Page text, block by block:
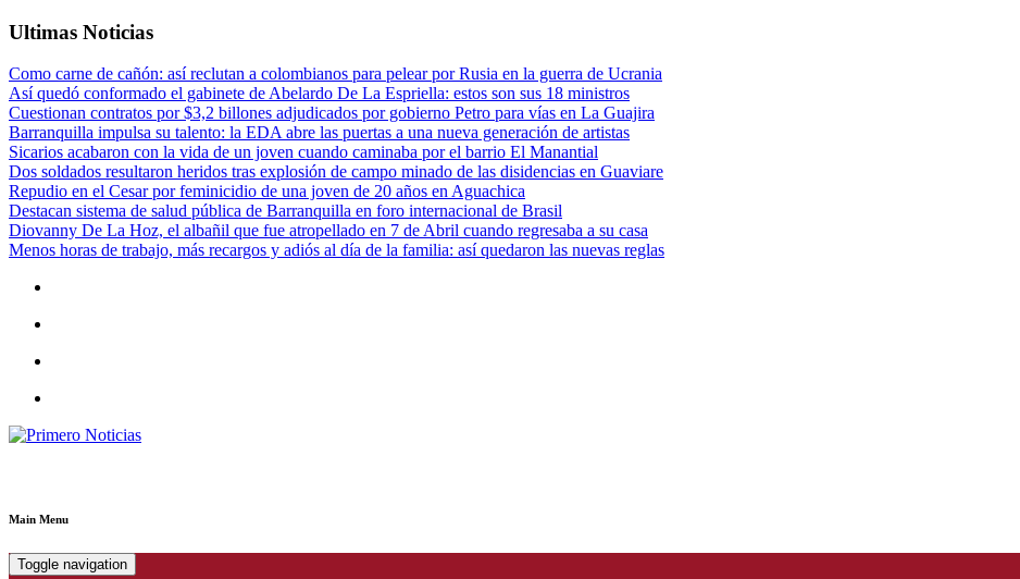
Ultimas Noticias
Como carne de cañón: así reclutan a colombianos para pelear por Rusia en la guerra de Ucrania
Así quedó conformado el gabinete de Abelardo De La Espriella: estos son sus 18 ministros
Cuestionan contratos por $3,2 billones adjudicados por gobierno Petro para vías en La Guajira
Barranquilla impulsa su talento: la EDA abre las puertas a una nueva generación de artistas
Sicarios acabaron con la vida de un joven cuando caminaba por el barrio El Manantial
Dos soldados resultaron heridos tras explosión de campo minado de las disidencias en Guaviare
Repudio en el Cesar por feminicidio de una joven de 20 años en Aguachica
Destacan sistema de salud pública de Barranquilla en foro internacional de Brasil
Diovanny De La Hoz, el albañil que fue atropellado en 7 de Abril cuando regresaba a su casa
Menos horas de trabajo, más recargos y adiós al día de la familia: así quedaron las nuevas reglas
Main Menu
Toggle navigation